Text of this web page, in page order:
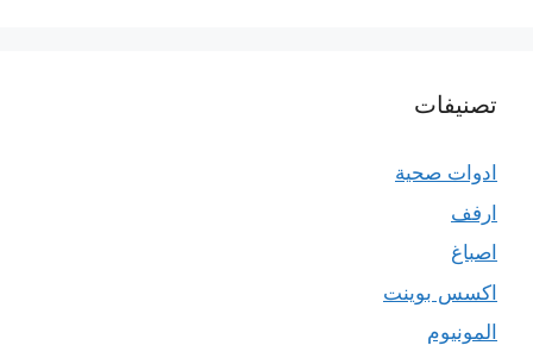
تصنيفات
ادوات صحية
ارفف
اصباغ
اكسس بوينت
المونيوم